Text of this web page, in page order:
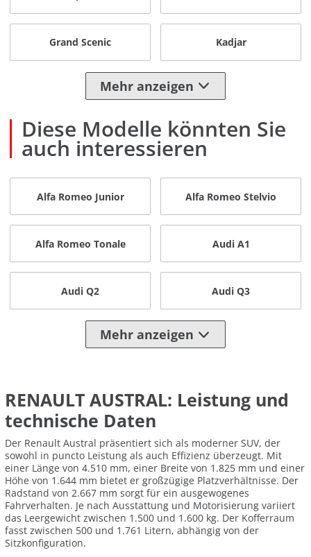
Grand Scenic Kadjar
Mehr anzeigen
Diese Modelle könnten Sie
auch interessieren
Alfa Romeo Junior Alfa Romeo Stelvio
Alfa Romeo Tonale Audi A1
Audi Q2 Audi Q3
Mehr anzeigen
RENAULT AUSTRAL: Leistung und
technische Daten
Der Renault Austral präsentiert sich als moderner SUV, der
sowohl in puncto Leistung als auch Effizienz überzeugt. Mit
einer Länge von 4.510 mm, einer Breite von 1.825 mm und einer
Höhe von 1.644 mm bietet er großzügige Platzverhältnisse. Der
Radstand von 2.667 mm sorgt für ein ausgewogenes
Fahrverhalten. Je nach Ausstattung und Motorisierung variiert
das Leergewicht zwischen 1.500 und 1.600 kg. Der Kofferraum
fasst zwischen 500 und 1.761 Litern, abhängig von der
Sitzkonfiguration.